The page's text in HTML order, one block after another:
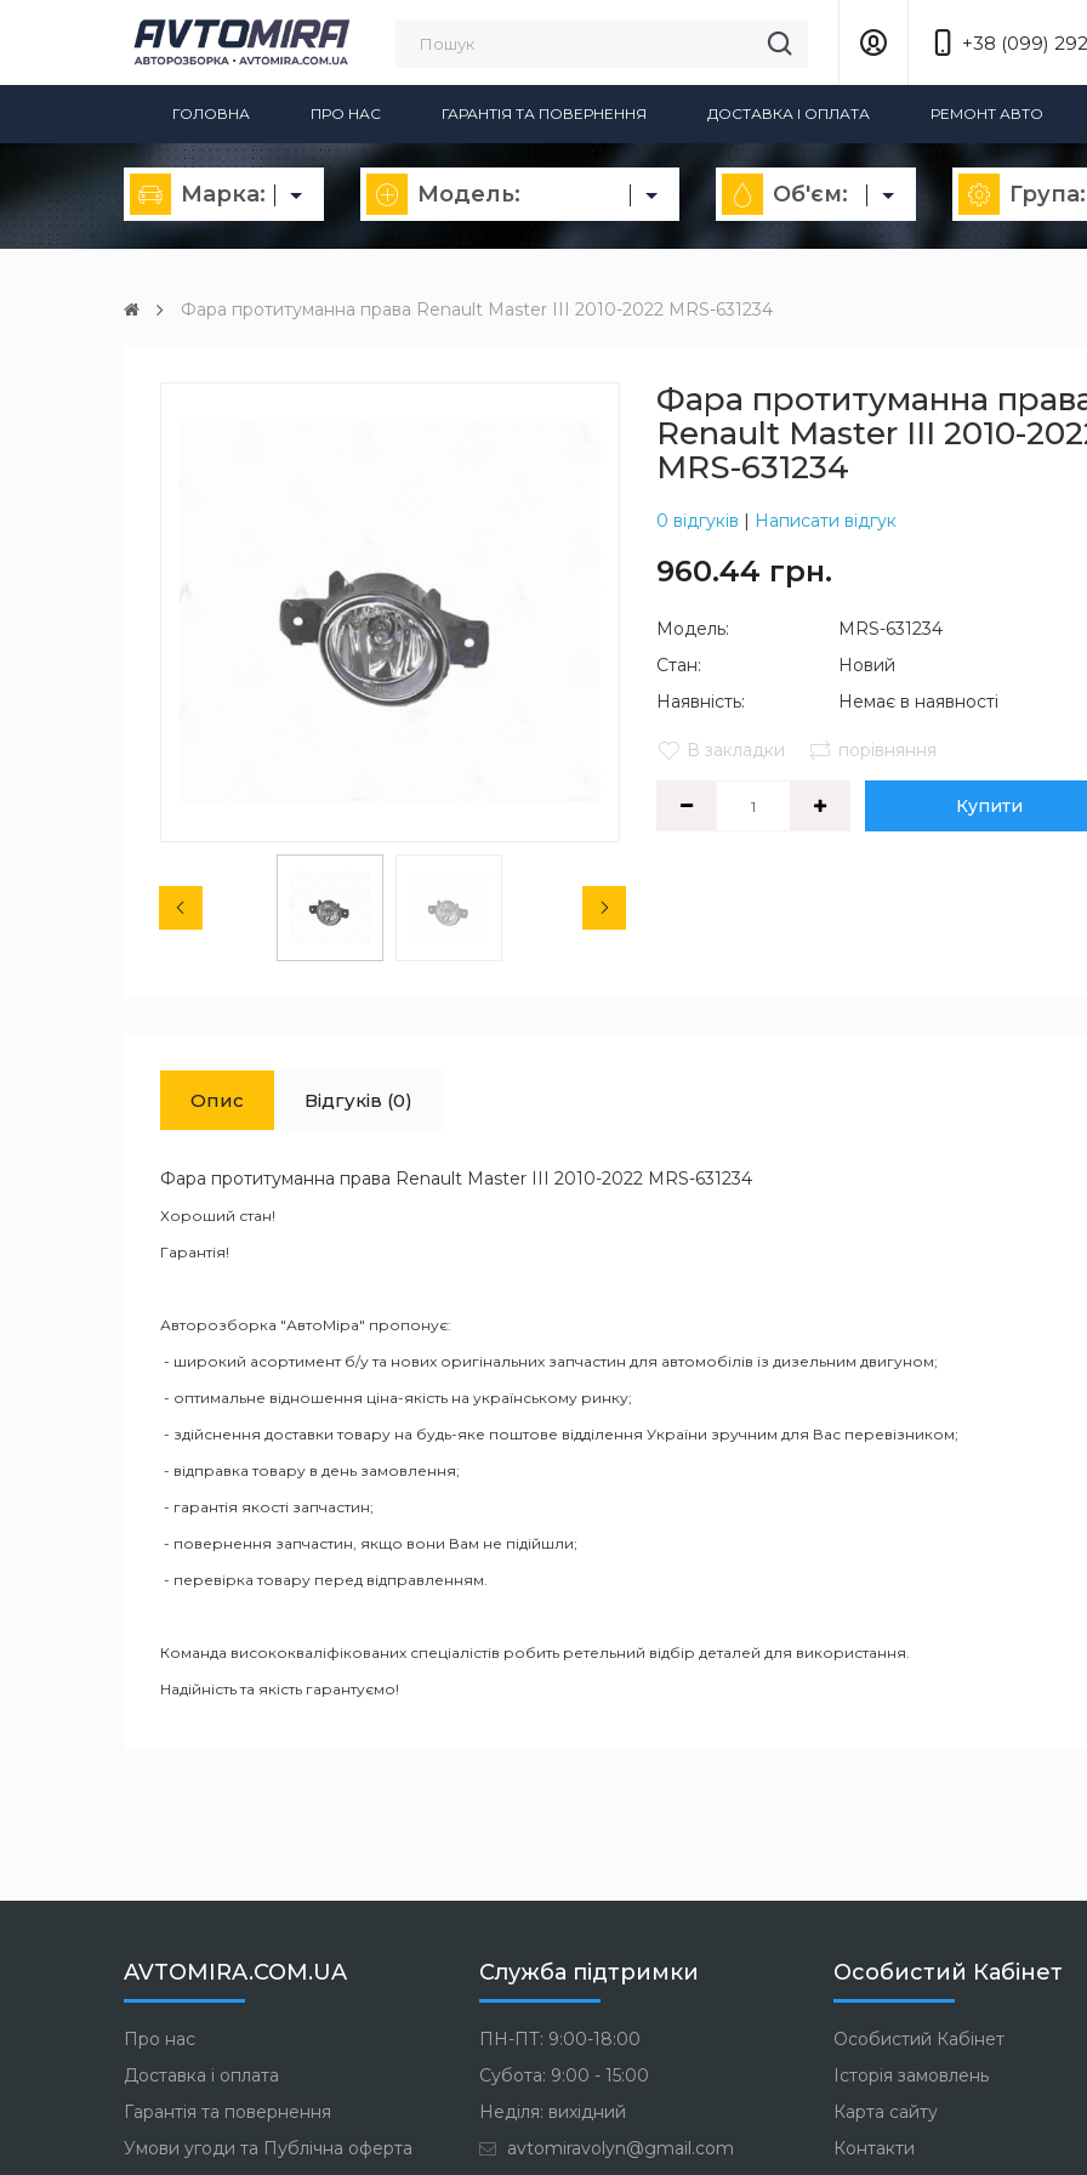
+38 (099) 292
ГОЛОВНА ПРО НАС ГАРАНТІЯ ТА ПОВЕРНЕННЯ ДОСТАВКА І ОПЛАТА РЕМОНТ АВТО
Марка: Модель: Об'єм: Група:
Фара протитуманна права Renault Master III 2010-2022 MRS-631234
Фара протитуманна
Renault Master III 2010-
MRS-631234
0 відгуків | Написати відгук
960.44 грн.
Модель:
MRS-631234
Стан:
Новий
Наявність:
Немає в наявності
В закладки порівняння
Купити
Опис Відгуків (0)
Фара протитуманна права Renault Master III 2010-2022 MRS-631234
Хороший стан!
Гарантія!
Авторозборка "АвтоМіра" пропонує:
- широкий асортимент б/у та нових оригінальних запчастин для автомобілів із дизельним двигуном;
- оптимальне відношення ціна-якість на українському ринку;
- здійснення доставки товару на будь-яке поштове відділення України зручним для Вас перевізником;
- відправка товару в день замовлення;
- гарантія якості запчастин;
- повернення запчастин, якщо вони Вам не підійшли;
- перевірка товару перед відправленням.
Команда висококваліфікованих спеціалістів робить ретельний відбір деталей для використання.
Надійність та якість гарантуємо!
AVTOMIRA.COM.UA
Про нас
Доставка і оплата
Гарантія та повернення
Умови угоди та Публічна оферта
Служба підтримки
ПН-ПТ: 9:00-18:00
Субота: 9:00 - 15:00
Неділя: вихідний
avtomiravolyn@gmail.com
Особистий Кабінет
Особистий Кабінет
Історія замовлень
Карта сайту
Контакти